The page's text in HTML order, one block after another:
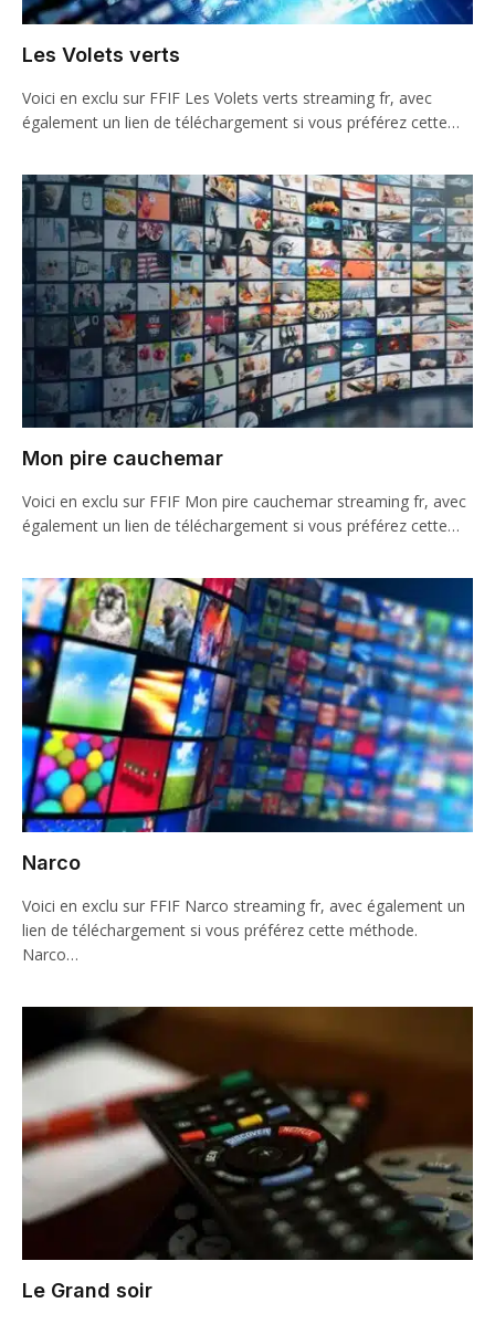
Les Volets verts
Voici en exclu sur FFIF Les Volets verts streaming fr, avec
également un lien de téléchargement si vous préférez cette…
Mon pire cauchemar
Voici en exclu sur FFIF Mon pire cauchemar streaming fr, avec
également un lien de téléchargement si vous préférez cette…
Narco
Voici en exclu sur FFIF Narco streaming fr, avec également un
lien de téléchargement si vous préférez cette méthode.
Narco…
Le Grand soir